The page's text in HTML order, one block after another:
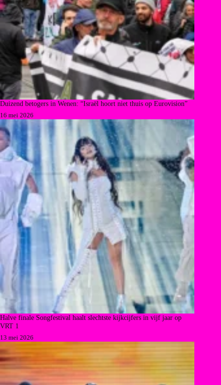
Duizend betogers in Wenen: “Israël hoort niet thuis op Eurovision”
16 mei 2026
Halve finale Songfestival haalt slechtste kijkcijfers in vijf jaar op
VRT 1
13 mei 2026